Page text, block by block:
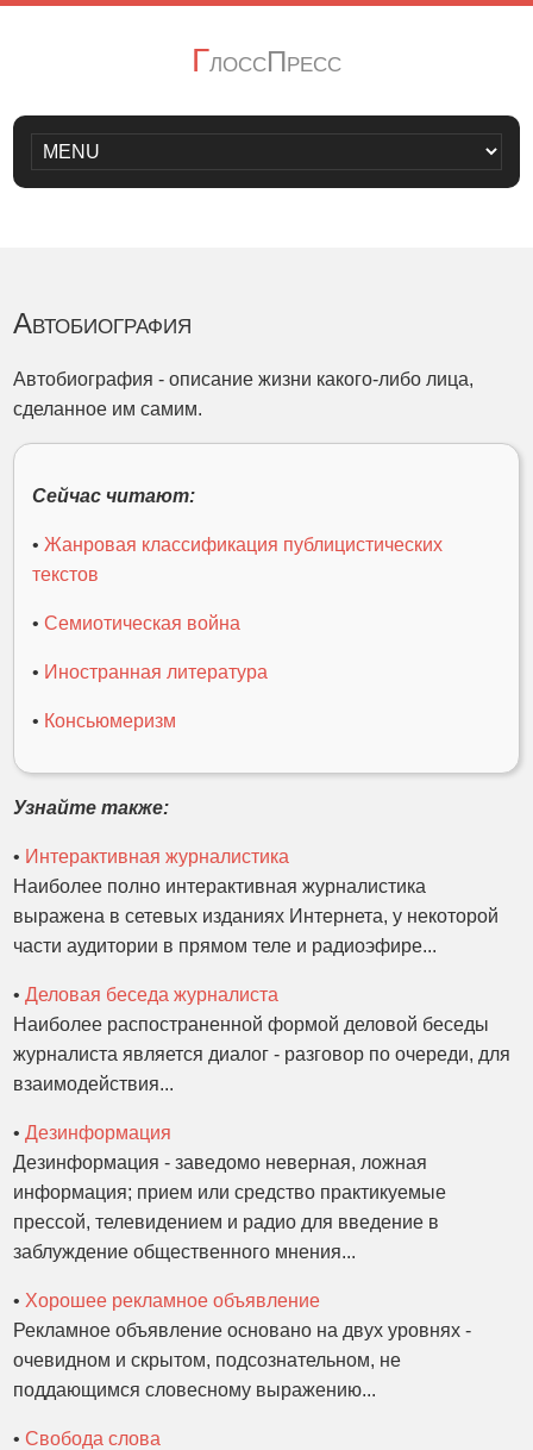
ГлоссПресс
Автобиография
Автобиография - описание жизни какого-либо лица,
сделанное им самим.
Сейчас читают:
• Жанровая классификация публицистических
текстов
•Семиотическая война
• Иностранная литература
• Консьюмеризм
Узнайте также:
• Интерактивная журналистика
Наиболее полно интерактивная журналистика
выражена в сетевых изданиях Интернета, у некоторой
части аудитории в прямом теле и радиоэфире...
•Деловая беседа журналиста
Наиболее распостраненной формой деловой беседы
журналиста является диалог - разговор по очереди, для
взаимодействия...
•Дезинформация
Дезинформация - заведомо неверная, ложная
информация; прием или средство практикуемые
прессой, телевидением и радио для введение в
заблуждение общественного мнения...
• Хорошее рекламное объявление
Рекламное объявление основано на двух уровнях -
очевидном и скрытом, подсознательном, не
поддающимся словесному выражению...
•Свобода слова